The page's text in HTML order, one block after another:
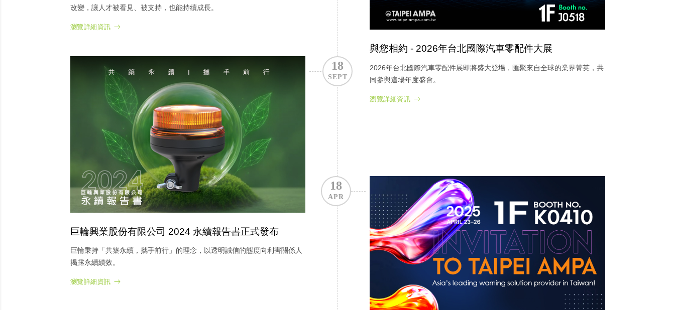
改變，讓人才被看見、被支持，也能持續成長。
瀏覽詳細資訊
與您相約 - 2026年台北國際汽車零配件大展
2026年台北國際汽車零配件展即將盛大登場，匯聚來自全球的業界菁英，共
同參與這場年度盛會。
瀏覽詳細資訊
18
SEPT
巨輪興業股份有限公司 2024 永續報告書正式發布
巨輪秉持「共築永續，攜手前行」的理念，以透明誠信的態度向利害關係人
揭露永續績效。
瀏覽詳細資訊
18
APR